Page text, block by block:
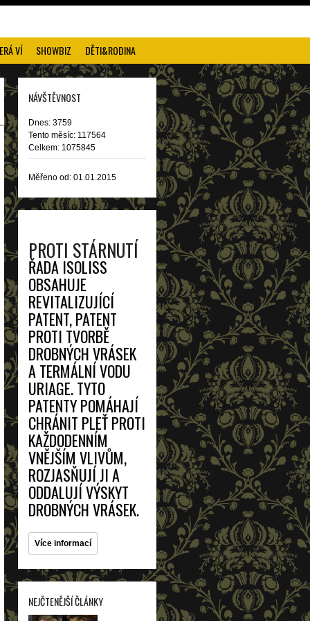
VÍ SHOWBIZ DĚTI&RODINA
NÁVŠTĚVNOST
Dnes: 3759
Tento měsíc: 117564
Celkem: 1075845
Měřeno od: 01.01.2015
PROTI STÁRNUTÍ
ŘADA ISOLISS
OBSAHUJE
REVITALIZUJÍCÍ
PATENT, PATENT
PROTI TVORBĚ
DROBNÝCH VRÁSEK
A TERMÁLNÍ VODU
URIAGE. TYTO
PATENTY POMÁHAJÍ
CHRÁNIT PLEŤ PROTI
KAŽDODENNÍM
VNĚJŠÍM VLIVŮM,
ROZJASŇUJÍ JI A
ODDALUJÍ VÝSKYT
DROBNÝCH VRÁSEK.
Více informací
NEJČTENĚJŠÍ ČLÁNKY